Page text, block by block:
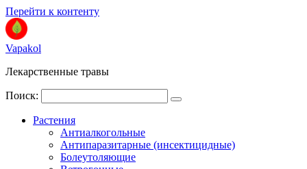
Перейти к контенту
Vapakol
Лекарственные травы
Поиск:
Растения
Антиалкогольные
Антипаразитарные (инсектицидные)
Болеутоляющие